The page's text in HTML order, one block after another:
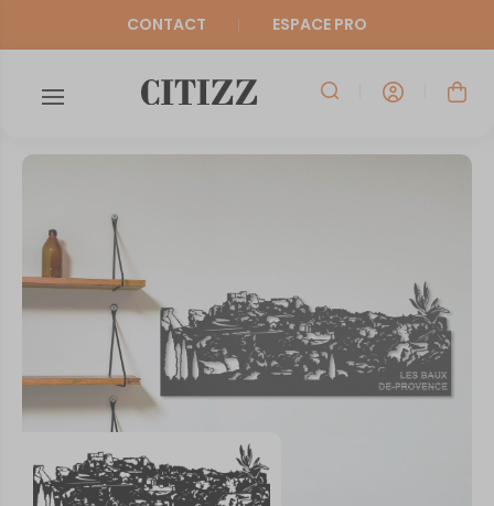
CONTACT ESPACE PRO